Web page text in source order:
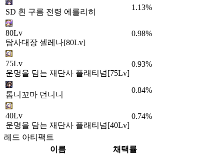
SD 흰 구름 전령 에를리히
1.13%
80Lv
탐사대장 셀레나[80Lv]
0.98%
75Lv
운명을 담는 재단사 플래티넘[75Lv]
0.93%
톱니꼬마 던니니
0.84%
40Lv
운명을 담는 재단사 플래티넘[40Lv]
0.74%
레드 아티팩트
이름
채택률